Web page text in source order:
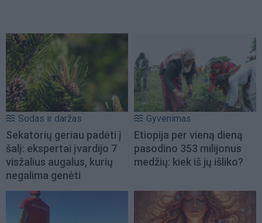
Sodas ir daržas
Sekatorių geriau padėti į
šalį: ekspertai įvardijo 7
visžalius augalus, kurių
negalima genėti
Gyvenimas
Etiopija per vieną dieną
pasodino 353 milijonus
medžių: kiek iš jų išliko?